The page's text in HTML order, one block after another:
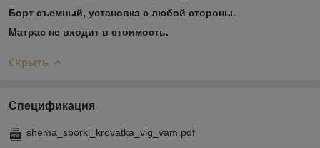
Борт съемный, установка с любой стороны.
Матрас не входит в стоимость.
Скрыть
Спецификация
shema_sborki_krovatka_vig_vam.pdf